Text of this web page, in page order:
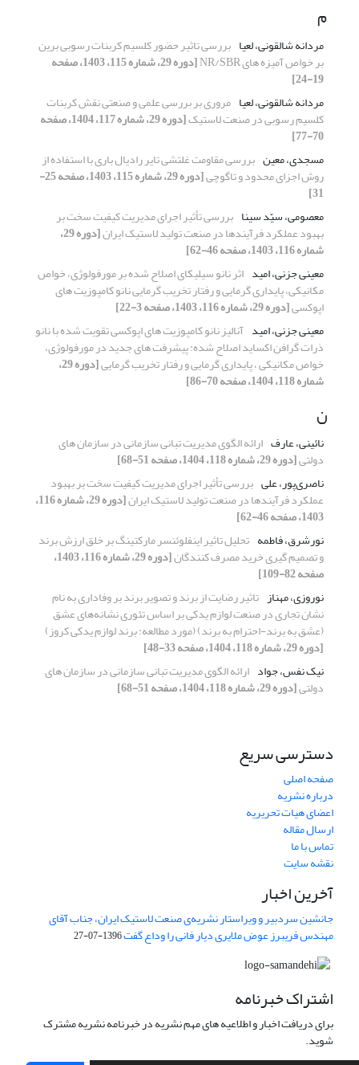
م
مردانه شالقونی، لعیا بررسی تاثیر حضور کلسیم کربنات رسوبی برین
بر خواص آمیزه های NR/SBR [دوره 29، شماره 115، 1403، صفحه
19-24]
مردانه شالقونی، لعیا مروری بر بررسی علمی و صنعتی نقش کربنات
کلسیم رسوبی در صنعت لاستیک [دوره 29، شماره 117، 1404، صفحه
70-77]
مسجدی، معین بررسی مقاومت غلتشی تایر رادیال باری با استفاده از
روش اجزای محدود و تاگوچی [دوره 29، شماره 115، 1403، صفحه 25-
31]
معصومی، سیّد سینا بررسی تأثیر اجرای مدیریت کیفیت سخت بر
بهبود عملکرد فرآیندها در صنعت تولید لاستیک ایران [دوره 29،
شماره 116، 1403، صفحه 46-62]
معینی جزنی، امید اثر نانو سیلیکای اصلاح شده بر مورفولوژی، خواص
مکانیکی، پایداری گرمایی و رفتار تخریب گرمایی نانو کامپوزیت های
اپوکسی[دوره 29، شماره 116، 1403، صفحه 3-22]
معینی جزنی، امید آنالیز نانو کامپوزیت های اپوکسی تقویت شده با نانو
ذرات گرافن اکساید اصلاح شده: پیشرفت های جدید در مورفولوژی،
خواص مکانیکی ، پایداری گرمایی و رفتار تخریب گرمایی [دوره 29،
شماره 118، 1404، صفحه 70-86]
ن
نائینی، عارف ارائه الگوی مدیریت تبانی سازمانی در سازمان های
دولتی[دوره 29، شماره 118، 1404، صفحه 51-68]
ناصری‌پور، علی بررسی تأثیر اجرای مدیریت کیفیت سخت بر بهبود
عملکرد فرآیندها در صنعت تولید لاستیک ایران [دوره 29، شماره 116،
1403، صفحه 46-62]
نورشرق، فاطمه تحلیل تاثیر اینفلوئنسر مارکتینگ بر خلق ارزش برند
و تصمیم گیری خرید مصرف کنندگان [دوره 29، شماره 116، 1403،
صفحه 82-109]
نوروزی، مهناز تاثیر رضایت از برند و تصویر برند بر وفاداری به نام
نشان تجاری در صنعت لوازم یدکی بر اساس تئوری نشانه‌های عشق
(عشق به برند-احترام به برند) (مورد مطالعه: برند لوازم یدکی کروز)
[دوره 29، شماره 118، 1404، صفحه 33-48]
نیک نفس، جواد ارائه الگوی مدیریت تبانی سازمانی در سازمان های
دولتی[دوره 29، شماره 118، 1404، صفحه 51-68]
دسترسی سریع
صفحه اصلی
درباره نشریه
اعضای هیات تحریریه
ارسال مقاله
تماس با ما
نقشه سایت
آخرین اخبار
جانشین سردبیر و ویراستار نشریه‌ی صنعت لاستیک ایران، جناب آقای
مهندس فریبرز عوض ملایری دیار فانی را وداع گفت1396-07-27
اشتراک خبرنامه
برای دریافت اخبار و اطلاعیه های مهم نشریه در خبرنامه نشریه مشترک
شوید.